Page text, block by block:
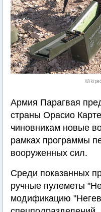
Армия Парагвая
страны Орасио
чиновникам новые
рамках программы
вооруженных сил.
Среди показанных
ручные пулеметы
модификацию